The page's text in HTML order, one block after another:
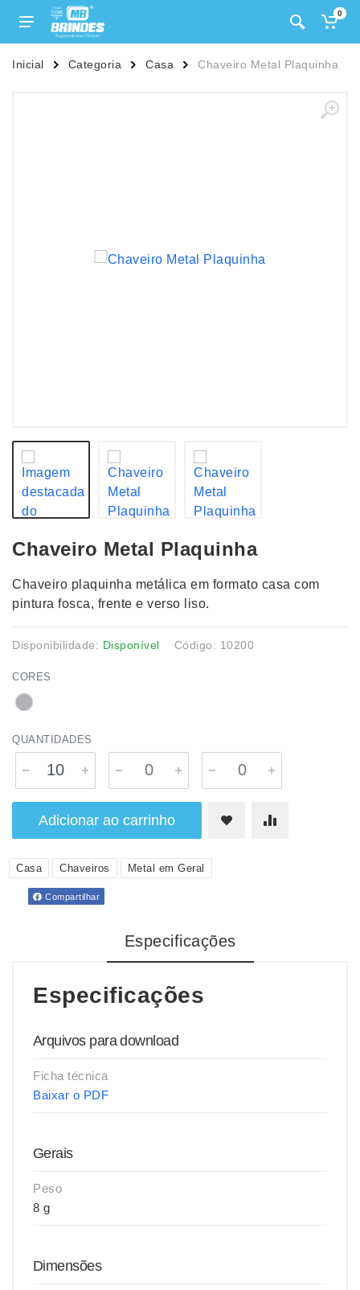
0
Inicial Categoria Casa Chaveiro Metal Plaquinha
Chaveiro Metal Plaquinha
Chaveiro plaquinha metálica em formato casa com
pintura fosca, frente e verso liso.
Disponibilidade: Disponível Código: 10200
CORES
QUANTIDADES
Adicionar ao carrinho
Casa Chaveiros Metal em Geral
Compartilhar
Especificações
Especificações
Arquivos para download
Ficha técnica
Baixar o PDF
Gerais
Peso
8 g
Dimensões